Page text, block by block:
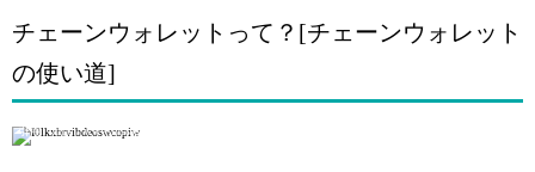
チェーンウォレットって？[チェーンウォレット
の使い道]
引用: https://www.instagram.com/p/Biidx9VhzQ8/